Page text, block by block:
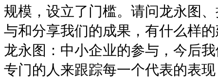
规模，设立了门槛。请问龙永图
与和分享我们的成果，有什么样
龙永图：中小企业的参与，今后
专门的人来跟踪每一个代表的表